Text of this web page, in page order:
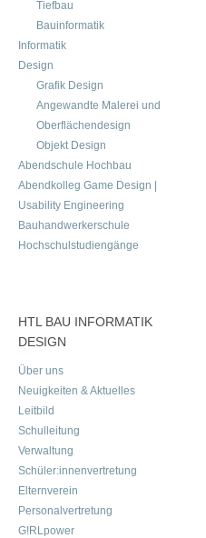
Tiefbau
Bauinformatik
Informatik
Design
Grafik Design
Angewandte Malerei und
Oberflächendesign
Objekt Design
Abendschule Hochbau
Abendkolleg Game Design |
Usability Engineering
Bauhandwerkerschule
Hochschulstudiengänge
HTL BAU INFORMATIK
DESIGN
Über uns
Neuigkeiten & Aktuelles
Leitbild
Schulleitung
Verwaltung
Schüler:innenvertretung
Elternverein
Personalvertretung
G!RLpower